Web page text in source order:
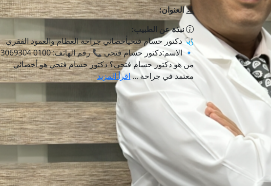
العنوان:
نبذة عن الطبيب:
🩺 دكتور حسام فتحيأخصائي جراحة العظام والعمود الفقري
🔹 الاسم:دكتور حسام فتحي 📞 رقم الهاتف: 0100 3069304
من هو دكتور حسام فتحي؟ دكتور حسام فتحي هو أخصائي
معتمد في جراحة ...اقرأ المزيد